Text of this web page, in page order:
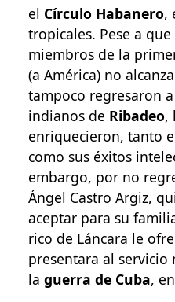
el Círculo Habanero,
tropicales. Pese a
miembros de la
(a América) no
tampoco regresaron
indianos de Ribadeo,
enriquecieron, tanto
como sus éxitos
embargo, por no
Ángel Castro Argiz,
aceptar para su
rico de Láncara le
presentara al
la guerra de Cuba,